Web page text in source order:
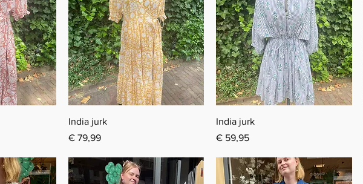
India jurk
Prijs
€ 79,99
India jurk
Prijs
€ 59,95